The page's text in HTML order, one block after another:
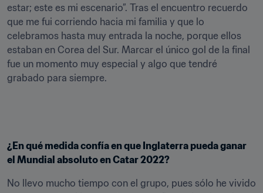
estar; este es mi escenario”. Tras el encuentro recuerdo
que me fui corriendo hacia mi familia y que lo
celebramos hasta muy entrada la noche, porque ellos
estaban en Corea del Sur. Marcar el único gol de la final
fue un momento muy especial y algo que tendré
grabado para siempre.
¿En qué medida confía en que Inglaterra pueda ganar
el Mundial absoluto en Catar 2022?
No llevo mucho tiempo con el grupo, pues sólo he vivido